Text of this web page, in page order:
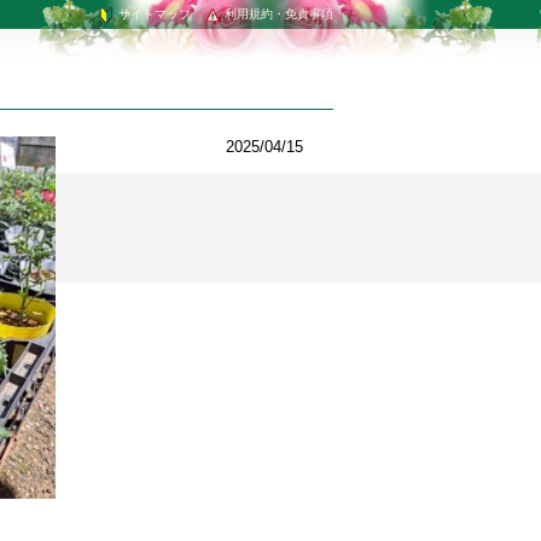
利用規約・免責事項
サイトマップ
2025/04/15